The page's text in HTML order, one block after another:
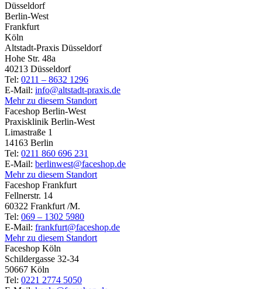
Düsseldorf
Berlin-West
Frankfurt
Köln
Altstadt-Praxis Düsseldorf
Hohe Str. 48a
40213 Düsseldorf
Tel: 0211 – 8632 1296
E-Mail: info@altstadt-praxis.de
Mehr zu diesem Standort
Faceshop Berlin-West
Praxisklinik Berlin-West
Limastraße 1
14163 Berlin
Tel: 0211 860 696 231
E-Mail: berlinwest@faceshop.de
Mehr zu diesem Standort
Faceshop Frankfurt
Fellnerstr. 14
60322 Frankfurt /M.
Tel: 069 – 1302 5980
E-Mail: frankfurt@faceshop.de
Mehr zu diesem Standort
Faceshop Köln
Schildergasse 32-34
50667 Köln
Tel: 0221 2774 5050